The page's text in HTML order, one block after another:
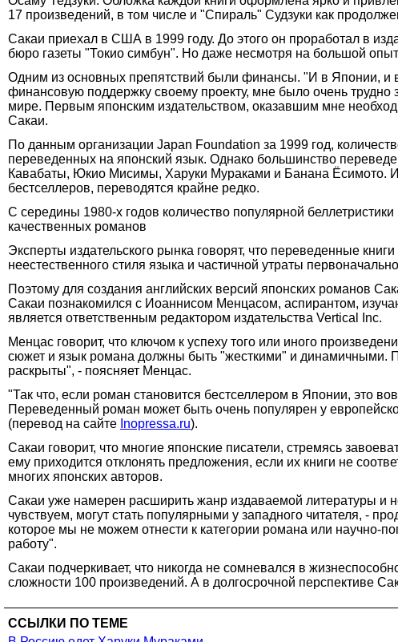
17 произведений, в том числе и "Спираль" Судзуки как
Сакаи приехал в США в 1999 году. До этого он проработал в
бюро газеты "Токио симбун". Но даже несмотря на большой
Одним из основных препятствий были финансы. "И в Японии, и
финансовую поддержку своему проекту, мне было очень трудно
мире. Первым японским издательством, оказавшим мне
Сакаи.
По данным организации Japan Foundation за 1999 год,
переведенных на японский язык. Однако большинство
Кавабаты, Юкио Мисимы, Харуки Мураками и Банана Ёсимото.
бестселлеров, переводятся крайне редко.
С середины 1980-х годов количество популярной
качественных романов
Эксперты издательского рынка говорят, что переведенные
неестественного стиля языка и частичной утраты
Поэтому для создания английских версий японских романов
Сакаи познакомился с Иоаннисом Менцасом, аспирантом,
является ответственным редактором издательства Vertical Inc.
Менцас говорит, что ключом к успеху того или иного
сюжет и язык романа должны быть "жесткими" и динамичными.
раскрыты", - поясняет Менцас.
"Так что, если роман становится бестселлером в Японии, это
Переведенный роман может быть очень популярен у
(перевод на сайте Inopressa.ru).
Сакаи говорит, что многие японские писатели, стремясь
ему приходится отклонять предложения, если их книги не
многих японских авторов.
Сакаи уже намерен расширить жанр издаваемой литературы и
чувствуем, могут стать популярными у западного читателя, -
которое мы не можем отнести к категории романа или научно-
работу".
Сакаи подчеркивает, что никогда не сомневался в
сложности 100 произведений. А в долгосрочной перспективе
ССЫЛКИ ПО ТЕМЕ